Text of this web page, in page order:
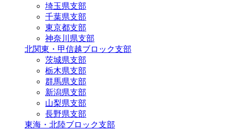
埼玉県支部
千葉県支部
東京都支部
神奈川県支部
北関東・甲信越ブロック支部
茨城県支部
栃木県支部
群馬県支部
新潟県支部
山梨県支部
長野県支部
東海・北陸ブロック支部